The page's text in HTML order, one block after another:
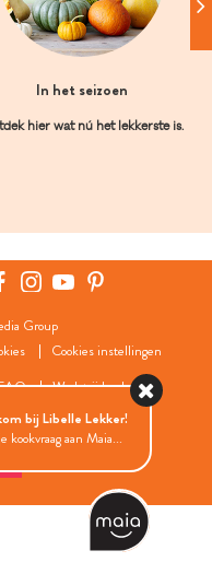
In het seizoen
hier wat nú het lekkerste is.
Group
Cookies instellingen
Wedstrijdreglement
zusterwebsites
bij Libelle Lekker!
kookvraag aan Maia...